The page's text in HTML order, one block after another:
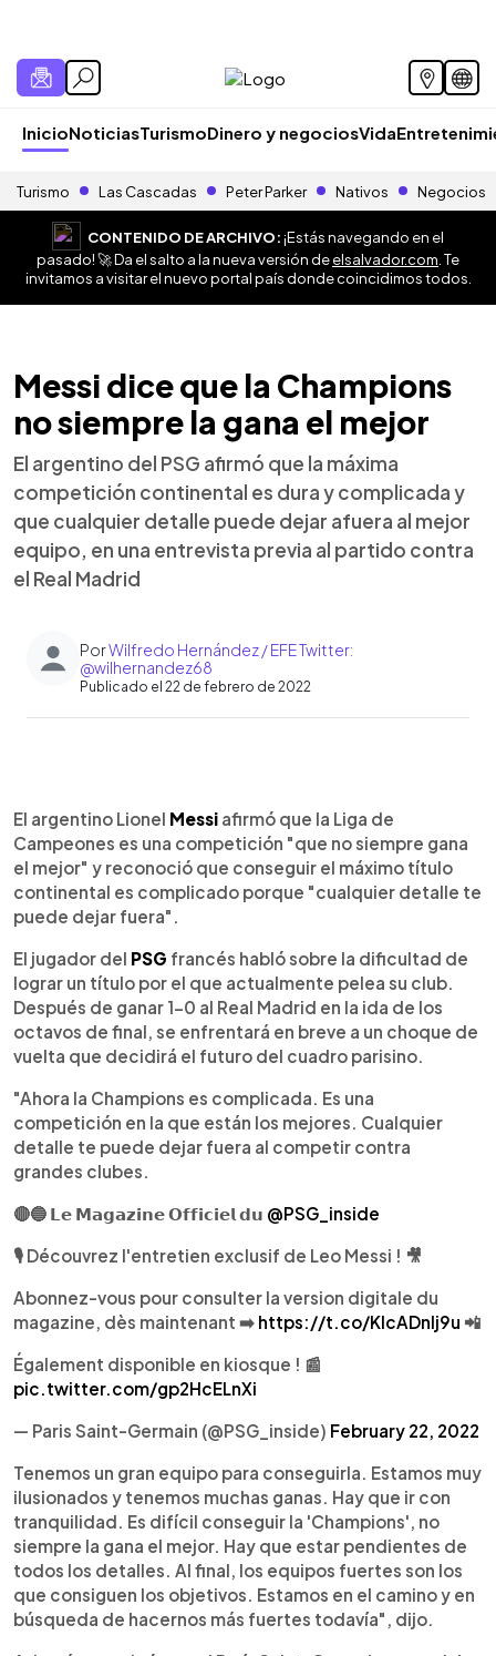
InicioNoticiasTurismoDinero y negociosVida
Turismo Las Cascadas Peter Parker Nativos Negocios
CONTENIDO DE ARCHIVO:¡Estás navegando en el
pasado! 🚀 Da el salto a la nueva versión deelsalvador.com . Te
invitamos a visitar el nuevo portal país donde coincidimos todos.
Messi dice que la Champions
no siempre la gana el mejor
El argentino del PSG afirmó que la máxima
competición continental es dura y complicada y
que cualquier detalle puede dejar afuera al mejor
equipo, en una entrevista previa al partido contra
el Real Madrid
PorWilfredo Hernández / EFE Twitter:
@wilhernandez68
Publicado el 22 de febrero de 2022
► Escuchar artículo
El argentino Lionel Messi afirmó que la Liga de
Campeones es una competición "que no siempre gana
el mejor" y reconoció que conseguir el máximo título
continental es complicado porque "cualquier detalle te
puede dejar fuera".
El jugador del PSG francés habló sobre la dificultad de
lograr un título por el que actualmente pelea su club.
Después de ganar 1-0 al Real Madrid en la ida de los
octavos de final, se enfrentará en breve a un choque de
vuelta que decidirá el futuro del cuadro parisino.
"Ahora la Champions es complicada. Es una
competición en la que están los mejores. Cualquier
detalle te puede dejar fuera al competir contra
grandes clubes.
🔴🔵 𝗟𝗲 𝗠𝗮𝗴𝗮𝘇𝗶𝗻𝗲 𝗢𝗳𝗳𝗶𝗰𝗶𝗲𝗹 𝗱𝘂 @PSG_inside
🎙️ Découvrez l'entretien exclusif de Leo Messi ! 🎥
Abonnez-vous pour consulter la version digitale du
magazine, dès maintenant ➡️ https://t.co/KIcADnIj9u 📲
Également disponible en kiosque ! 📰
pic.twitter.com/gp2HcELnXi
— Paris Saint-Germain (@PSG_inside) February 22, 2022
Tenemos un gran equipo para conseguirla. Estamos muy
ilusionados y tenemos muchas ganas. Hay que ir con
tranquilidad. Es difícil conseguir la 'Champions', no
siempre la gana el mejor. Hay que estar pendientes de
todos los detalles. Al final, los equipos fuertes son los
que consiguen los objetivos. Estamos en el camino y en
búsqueda de hacernos más fuertes todavía", dijo.